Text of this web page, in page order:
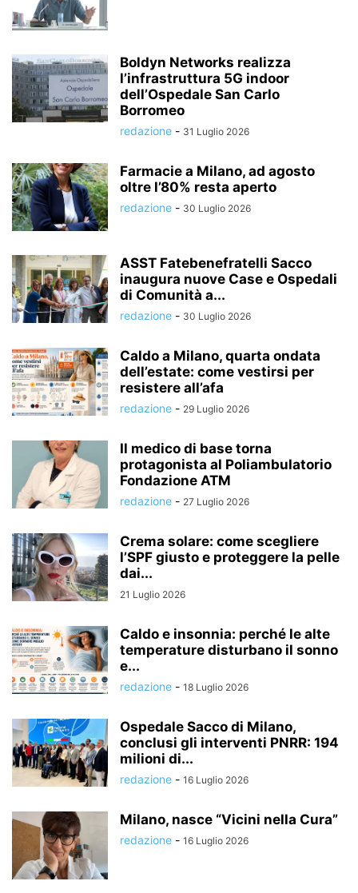
Boldyn Networks realizza
l’infrastruttura 5G indoor
dell’Ospedale San Carlo
Borromeo
redazione - 31 Luglio 2026
Farmacie a Milano, ad agosto
oltre l’80% resta aperto
redazione - 30 Luglio 2026
ASST Fatebenefratelli Sacco
inaugura nuove Case e Ospedali
di Comunità a...
redazione - 30 Luglio 2026
Caldo a Milano, quarta ondata
dell’estate: come vestirsi per
resistere all’afa
redazione - 29 Luglio 2026
Il medico di base torna
protagonista al Poliambulatorio
Fondazione ATM
redazione - 27 Luglio 2026
Crema solare: come scegliere
l’SPF giusto e proteggere la pelle
dai...
21 Luglio 2026
Caldo e insonnia: perché le alte
temperature disturbano il sonno
e...
redazione - 18 Luglio 2026
Ospedale Sacco di Milano,
conclusi gli interventi PNRR: 194
milioni di...
redazione - 16 Luglio 2026
Milano, nasce “Vicini nella Cura”
redazione - 16 Luglio 2026